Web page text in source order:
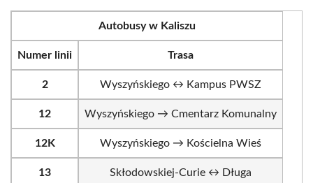
Autobusy w Kaliszu
Numer linii Trasa
2 Wyszyńskiego ↔ Kampus PWSZ
12 Wyszyńskiego → Cmentarz Komunalny
12K Wyszyńskiego → Kościelna Wieś
13 Skłodowskiej-Curie ↔ Długa